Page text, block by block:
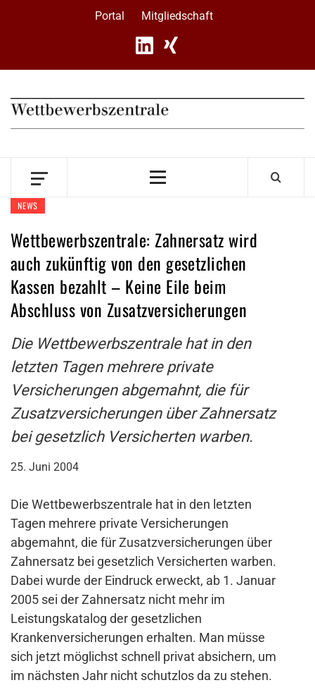
Portal Mitgliedschaft
Primary
NEWS
Wettbewerbszentrale: Zahnersatz wird
auch zukünftig von den gesetzlichen
Kassen bezahlt – Keine Eile beim
Abschluss von Zusatzversicherungen
Die Wettbewerbszentrale hat in den
letzten Tagen mehrere private
Versicherungen abgemahnt, die für
Zusatzversicherungen über Zahnersatz
bei gesetzlich Versicherten warben.
25. Juni 2004
Die Wettbewerbszentrale hat in den letzten
Tagen mehrere private Versicherungen
abgemahnt, die für Zusatzversicherungen über
Zahnersatz bei gesetzlich Versicherten warben.
Dabei wurde der Eindruck erweckt, ab 1. Januar
2005 sei der Zahnersatz nicht mehr im
Leistungskatalog der gesetzlichen
Krankenversicherungen erhalten. Man müsse
sich jetzt möglichst schnell privat absichern, um
im nächsten Jahr nicht schutzlos da zu stehen.